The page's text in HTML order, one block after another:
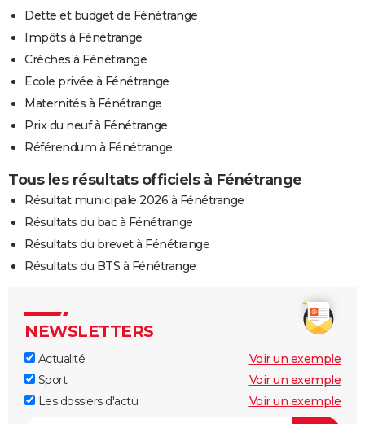
Dette et budget de Fénétrange
Impôts à Fénétrange
Crèches à Fénétrange
Ecole privée à Fénétrange
Maternités à Fénétrange
Prix du neuf à Fénétrange
Référendum à Fénétrange
Tous les résultats officiels à Fénétrange
Résultat municipale 2026 à Fénétrange
Résultats du bac à Fénétrange
Résultats du brevet à Fénétrange
Résultats du BTS à Fénétrange
NEWSLETTERS
Actualité
Voir un exemple
Sport
Voir un exemple
Les dossiers d'actu
Voir un exemple